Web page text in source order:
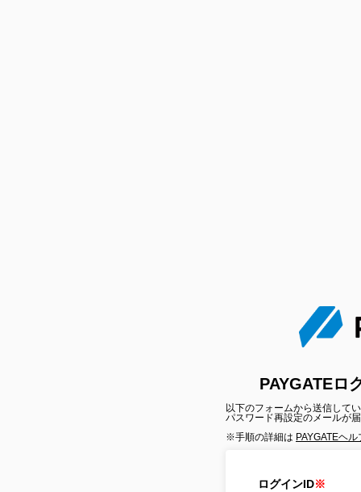
PAYGATEロ
以下のフォームから送信して
パスワード再設定のメールが
※手順の詳細は PAYGATEヘ
ログインID※